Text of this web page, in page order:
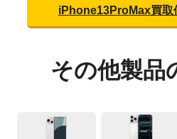
iPhone13ProMax買取
その他製品